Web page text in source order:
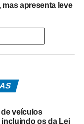
mas apresenta leve
veículos
os da Lei